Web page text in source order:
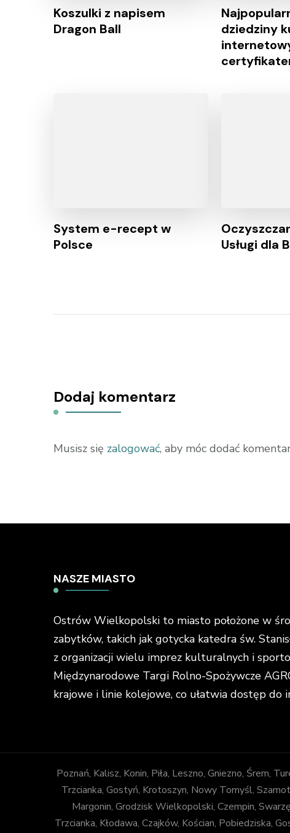
Koszulki z napisem
Dragon Ball
dziedziny
System e-recept w
Polsce
Usługi dla
Dodaj komentarz
Musisz się zalogować, aby móc dodać
NASZE MIASTO
Ostrów Wielkopolski to miasto położone w
zabytków, takich jak gotycka katedra św.
z organizacji wielu imprez kulturalnych i
Międzynarodowe Targi Rolno-Spożywcze
krajowe i linie kolejowe, co ułatwia dostęp do
Poznań, Kalisz, Konin, Piła, Leszno, Gniezno, Śrem,
Trzcianka, Gostyń, Krotoszyn, Nowy Tomyśl,
Margonin, Grodzisk Wielkopolski, Czempin,
Trzcianka, Kłodawa, Czajków, Kościan, Pobiedziska,